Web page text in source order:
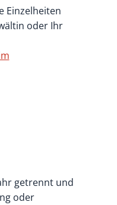
Einzelheiten
oder Ihr
getrennt und
oder